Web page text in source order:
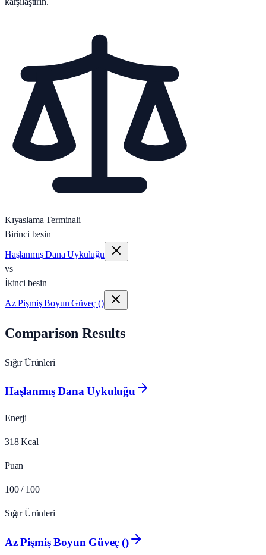
Kıyaslama Terminali
Birinci besin
Haşlanmış Dana Uykuluğu
vs
İkinci besin
Az Pişmiş Boyun Güveç ()
Comparison Results
Sığır Ürünleri
Haşlanmış Dana Uykuluğu
Enerji
318 Kcal
Puan
100 / 100
Sığır Ürünleri
Az Pişmiş Boyun Güveç ()